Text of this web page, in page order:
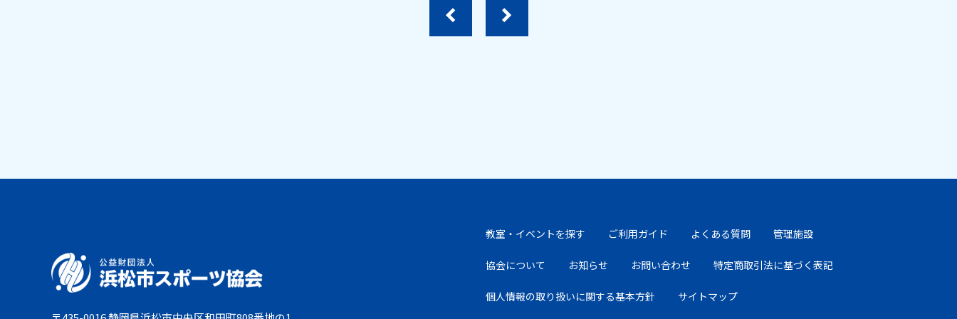
教室・イベントを探す ご利用ガイド よくある質問 管理施設
協会について お知らせ お問い合わせ 特定商取引法に基づく表記
個人情報の取り扱いに関する基本方針 サイトマップ